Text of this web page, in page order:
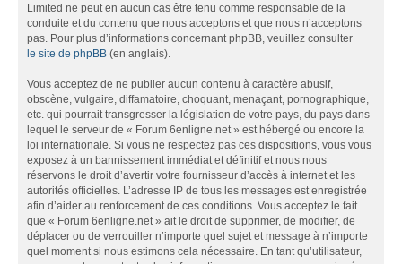
Limited ne peut en aucun cas être tenu comme responsable de la
conduite et du contenu que nous acceptons et que nous n’acceptons
pas. Pour plus d’informations concernant phpBB, veuillez consulter
le site de phpBB (en anglais).
Vous acceptez de ne publier aucun contenu à caractère abusif,
obscène, vulgaire, diffamatoire, choquant, menaçant, pornographique,
etc. qui pourrait transgresser la législation de votre pays, du pays dans
lequel le serveur de « Forum 6enligne.net » est hébergé ou encore la
loi internationale. Si vous ne respectez pas ces dispositions, vous vous
exposez à un bannissement immédiat et définitif et nous nous
réservons le droit d’avertir votre fournisseur d’accès à internet et les
autorités officielles. L’adresse IP de tous les messages est enregistrée
afin d’aider au renforcement de ces conditions. Vous acceptez le fait
que « Forum 6enligne.net » ait le droit de supprimer, de modifier, de
déplacer ou de verrouiller n’importe quel sujet et message à n’importe
quel moment si nous estimons cela nécessaire. En tant qu’utilisateur,